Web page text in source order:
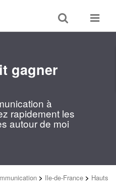
Toggle
search
Toggle
gagner
à
rapidement les
autour de moi
> Ile-de-France > Hauts